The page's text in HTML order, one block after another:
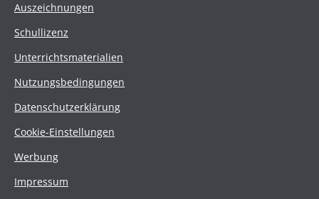
Auszeichnungen
Schullizenz
Unterrichtsmaterialien
Nutzungsbedingungen
Datenschutzerklärung
Cookie-Einstellungen
Werbung
Impressum